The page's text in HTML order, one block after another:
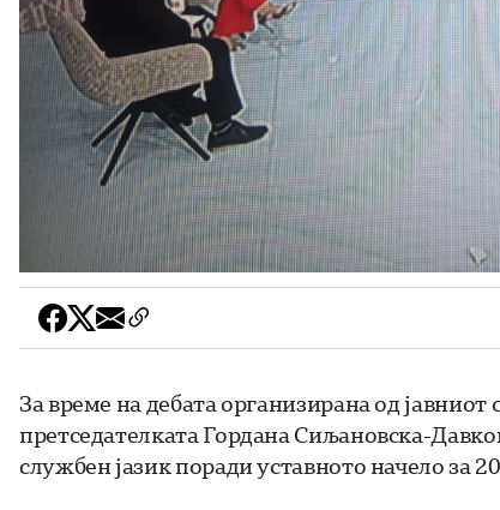
За време на дебата организирана од
претседателката Гордана Сиљановска-
службен јазик поради уставното начело за